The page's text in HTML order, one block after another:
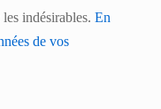
indésirables. En
de vos